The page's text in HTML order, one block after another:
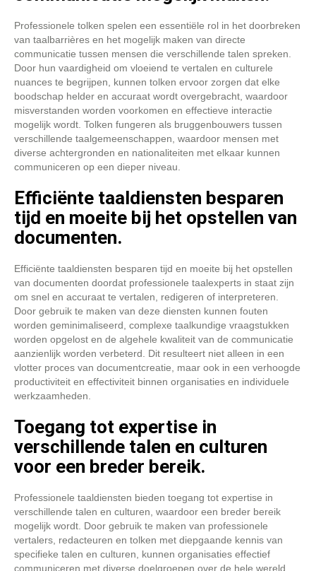
Professionele tolken spelen een essentiële rol in het doorbreken
van taalbarrières en het mogelijk maken van directe
communicatie tussen mensen die verschillende talen spreken.
Door hun vaardigheid om vloeiend te vertalen en culturele
nuances te begrijpen, kunnen tolken ervoor zorgen dat elke
boodschap helder en accuraat wordt overgebracht, waardoor
misverstanden worden voorkomen en effectieve interactie
mogelijk wordt. Tolken fungeren als bruggenbouwers tussen
verschillende taalgemeenschappen, waardoor mensen met
diverse achtergronden en nationaliteiten met elkaar kunnen
communiceren op een dieper niveau.
Efficiënte taaldiensten besparen
tijd en moeite bij het opstellen van
documenten.
Efficiënte taaldiensten besparen tijd en moeite bij het opstellen
van documenten doordat professionele taalexperts in staat zijn
om snel en accuraat te vertalen, redigeren of interpreteren.
Door gebruik te maken van deze diensten kunnen fouten
worden geminimaliseerd, complexe taalkundige vraagstukken
worden opgelost en de algehele kwaliteit van de communicatie
aanzienlijk worden verbeterd. Dit resulteert niet alleen in een
vlotter proces van documentcreatie, maar ook in een verhoogde
productiviteit en effectiviteit binnen organisaties en individuele
werkzaamheden.
Toegang tot expertise in
verschillende talen en culturen
voor een breder bereik.
Professionele taaldiensten bieden toegang tot expertise in
verschillende talen en culturen, waardoor een breder bereik
mogelijk wordt. Door gebruik te maken van professionele
vertalers, redacteuren en tolken met diepgaande kennis van
specifieke talen en culturen, kunnen organisaties effectief
communiceren met diverse doelgroepen over de hele wereld.